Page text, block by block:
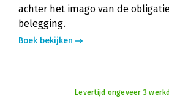
achter het imago van de
belegging.
Boek bekijken
Levertijd ongeveer 3